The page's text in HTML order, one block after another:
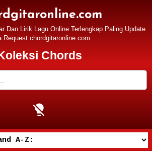
Dan Lirik Lagu Online Terlengkap Paling Update
Request chordgitaronline.com
Chords